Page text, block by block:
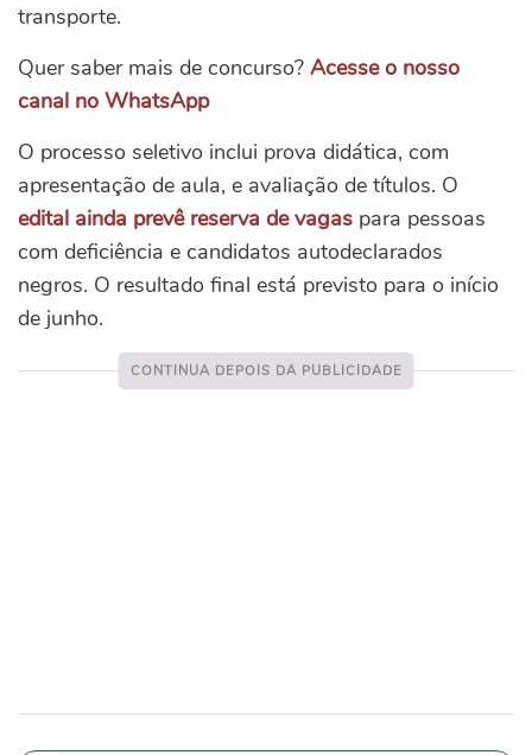
transporte.
Quer saber mais de concurso? Acesse o nosso
canal no WhatsApp
O processo seletivo inclui prova didática, com
apresentação de aula, e avaliação de títulos. O
edital ainda prevê reserva de vagas para pessoas
com deficiência e candidatos autodeclarados
negros. O resultado final está previsto para o início
de junho.